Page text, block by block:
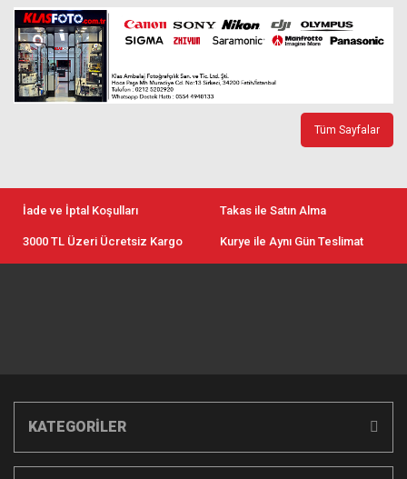
Tüm Sayfalar
İade ve İptal Koşulları Takas ile Satın Alma
3000 TL Üzeri Ücretsiz Kargo Kurye ile Aynı Gün Teslimat
KATEGORİLER